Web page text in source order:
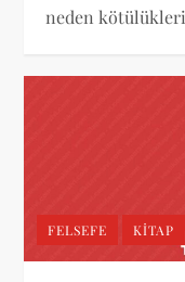
neden
FELSEFE KITAP